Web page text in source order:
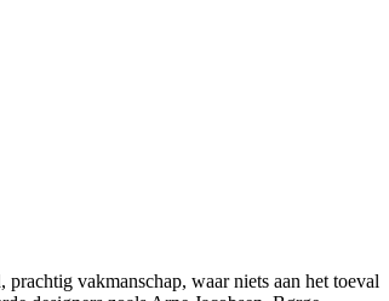
vakmanschap, waar niets aan het toeval